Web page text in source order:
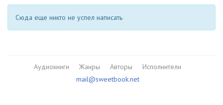
Сюда еще никто не успел написать
Аудиокниги Жанры Авторы
Исполнители
mail@sweetbook.net